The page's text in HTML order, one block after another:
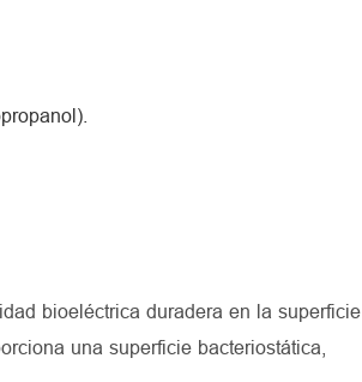
bioeléctrica duradera en la superficie
una superficie bacteriostática,